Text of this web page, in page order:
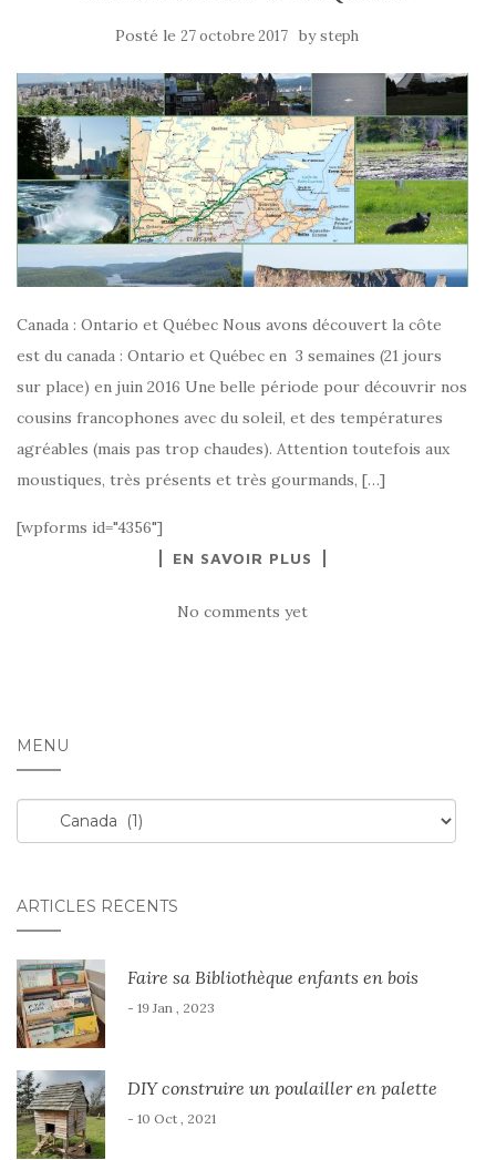
Posté le 27 octobre 2017 bysteph
Canada : Ontario et Québec Nous avons découvert la côte
est du canada : Ontario et Québec en 3 semaines (21 jours
sur place) en juin 2016 Une belle période pour découvrir nos
cousins francophones avec du soleil, et des températures
agréables (mais pas trop chaudes). Attention toutefois aux
moustiques, très présents et très gourmands, […]
[wpforms id="4356"]
EN SAVOIR PLUS
No comments yet
MENU
ARTICLES RÉCENTS
Faire sa Bibliothèque enfants en bois
- 19 Jan , 2023
DIY construire un poulailler en palette
- 10 Oct , 2021